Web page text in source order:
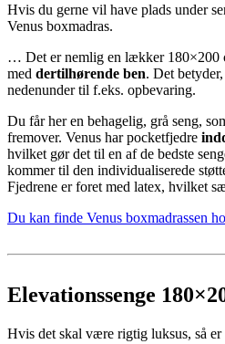
Hvis du gerne vil have plads under
Venus boxmadras.
… Det er nemlig en lækker 180×200
med dertilhørende ben. Det
nedenunder til f.eks. opbevaring.
Du får her en behagelig, grå seng,
fremover. Venus har pocketfjedre
hvilket gør det til en af de bedste
kommer til den individualiserede
Fjedrene er foret med latex, hvilket
Du kan finde Venus boxmadrassen
Elevationssenge
Hvis det skal være rigtig luksus, så er